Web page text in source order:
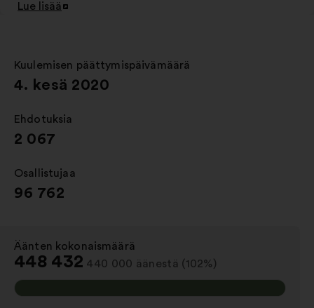
Lue lisää
Avaa
Kuulemisen päättymispäivämäärä
:
4. kesä 2020
Ehdotuksia
:
2 067
Osallistujaa
:
96 762
Äänten kokonaismäärä
:
448 432 440 000 äänestä (102%)